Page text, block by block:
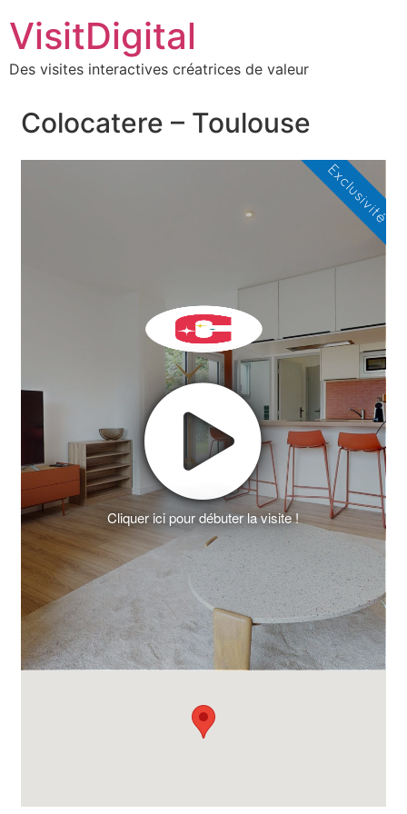
VisitDigital
Des visites interactives créatrices de valeur
Colocatere – Toulouse
Cliquer ici pour débuter la visite !